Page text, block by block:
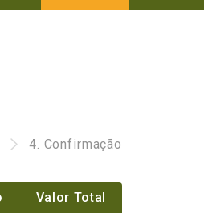
4. Confirmação
Valor Total